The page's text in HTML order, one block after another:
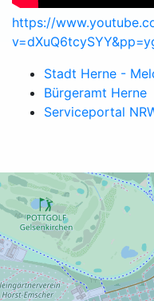
https://
Stadt Herne -
Bürgeramt Herne
Serviceportal